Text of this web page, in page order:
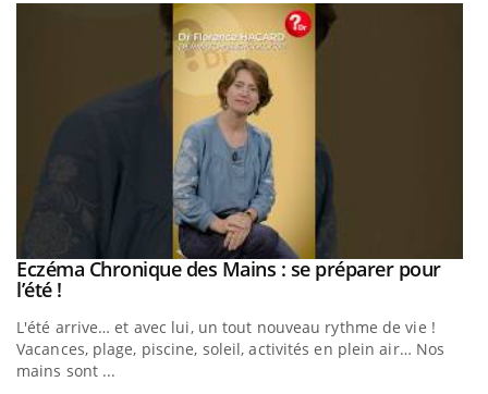
Youtube
Eczéma Chronique des Mains : se préparer pour
l’été !Youtube
L'été arrive… et avec lui, un tout nouveau rythme de vie !
Vacances, plage, piscine, soleil, activités en plein air… Nos
mains sont ...